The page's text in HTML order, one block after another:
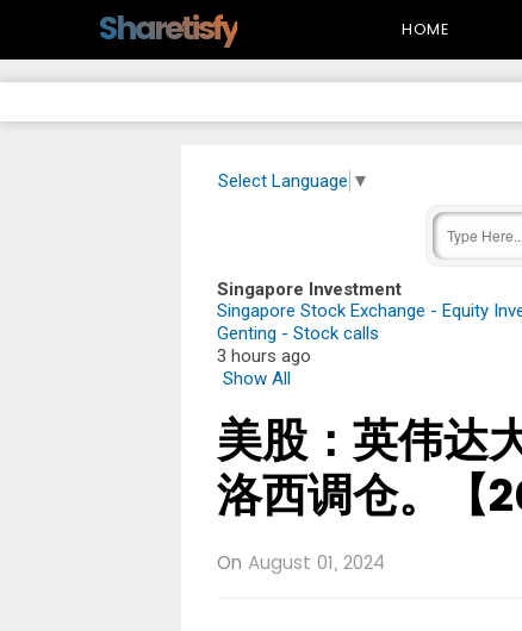
Sharetisfy HOME
Select Language ▼
Singapore Investment
Singapore Stock Exchange - Equity
Genting - Stock calls
3 hours ago
Show All
美股：英伟达
洛西调仓。【
On August 01, 2024